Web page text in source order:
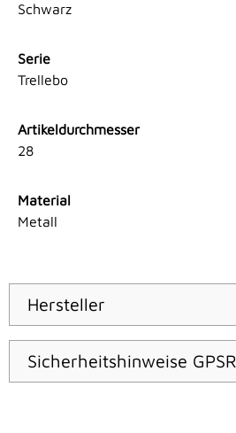
Schwarz
Serie
Trellebo
Artikeldurchmesser
28
Material
Metall
Hersteller
Sicherheitshinweise GPSR